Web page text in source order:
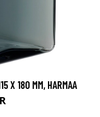
X 180 MM, HARMAA